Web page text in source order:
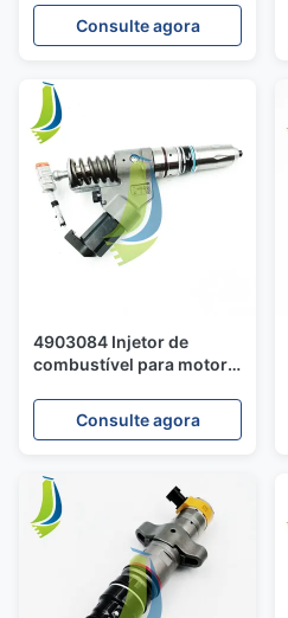
Consulte agora
4903084 Injetor de
combustível para motor
Consulte agora